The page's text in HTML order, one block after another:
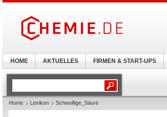
Home Lexikon Schweflige_Säure
HOME AKTUELLES FIRMEN & START-UPS